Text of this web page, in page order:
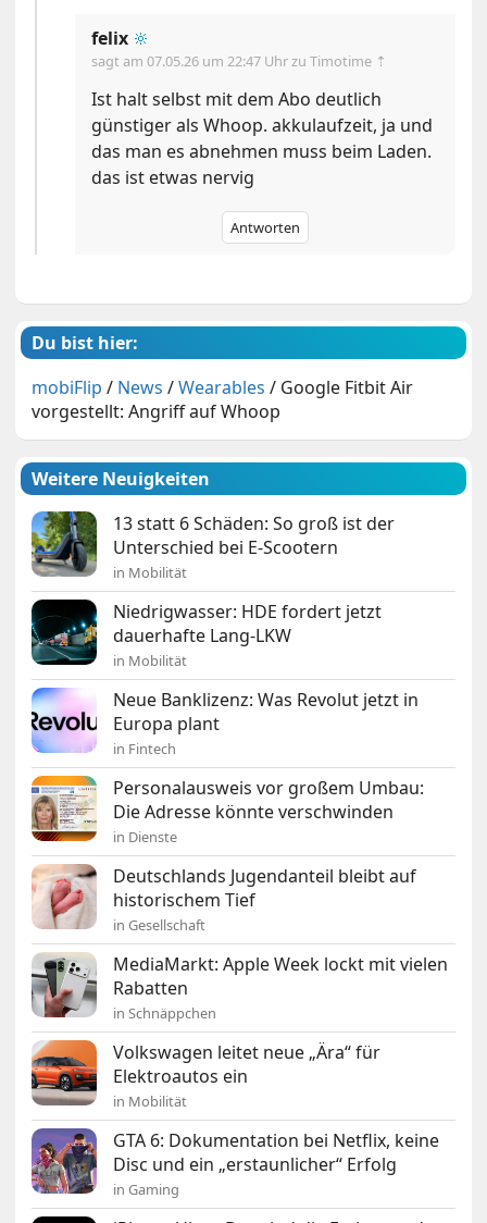
felix 🔆
sagt am07.05.26 um 22:47 Uhrzu Timotime ⇡
Ist halt selbst mit dem Abo deutlich
günstiger als Whoop. akkulaufzeit, ja und
das man es abnehmen muss beim Laden.
das ist etwas nervig
Antworten
Du bist hier:
mobiFlip / News /Wearables / Google Fitbit Air
vorgestellt: Angriff auf Whoop
Weitere Neuigkeiten
13 statt 6 Schäden: So groß ist der
Unterschied bei E-Scootern
in Mobilität
Niedrigwasser: HDE fordert jetzt
dauerhafte Lang-LKW
in Mobilität
Neue Banklizenz: Was Revolut jetzt in
Europa plant
in Fintech
Personalausweis vor großem Umbau:
Die Adresse könnte verschwinden
in Dienste
Deutschlands Jugendanteil bleibt auf
historischem Tief
in Gesellschaft
MediaMarkt: Apple Week lockt mit vielen
Rabatten
in Schnäppchen
Volkswagen leitet neue „Ära“ für
Elektroautos ein
in Mobilität
GTA 6: Dokumentation bei Netflix, keine
Disc und ein „erstaunlicher“ Erfolg
in Gaming